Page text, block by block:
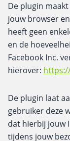
De plugin
jouw browser
heeft geen
en de
Facebook Inc.
hierover:
De plugin laat
gebruiker deze
dat hierbij jouw
tijdens jouw